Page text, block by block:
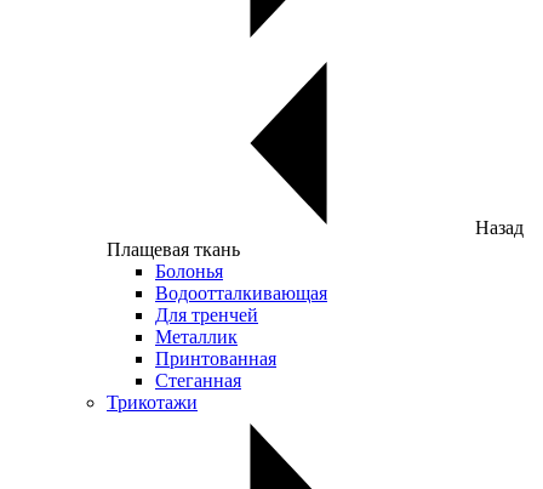
Назад
Плащевая ткань
Болонья
Водоотталкивающая
Для тренчей
Металлик
Принтованная
Стеганная
Трикотажи